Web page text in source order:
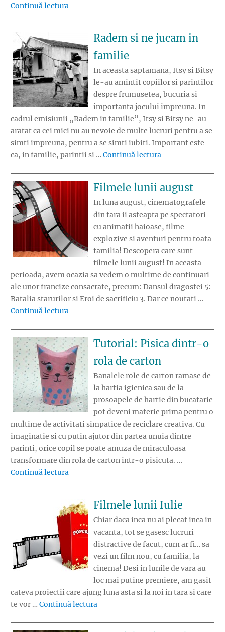
Continuă lectura
Radem si ne jucam in
familie
In aceasta saptamana, Itsy si Bitsy
le-au amintit copiilor si parintilor
despre frumusetea, bucuria si
importanta jocului impreuna. In
cadrul emisiunii „Radem in familie”, Itsy si Bitsy ne-au
aratat ca cei mici nu au nevoie de multe lucruri pentru a se
simti impreuna, pentru a se simti iubiti. Important este
ca, in familie, parintii si … Continuă lectura
Filmele lunii august
In luna august, cinematografele
din tara ii asteapta pe spectatori
cu animatii haioase, filme
explozive si aventuri pentru toata
familia! Descopera care sunt
filmele lunii august! In aceasta
perioada, avem ocazia sa vedem o multime de continuari
ale unor francize consacrate, precum: Dansul dragostei 5:
Batalia starurilor si Eroi de sacrificiu 3. Dar ce noutati …
Continuă lectura
Tutorial: Pisica dintr-o
rola de carton
Banalele role de carton ramase de
la hartia igienica sau de la
prosoapele de hartie din bucatarie
pot deveni materie prima pentru o
multime de activitati simpatice de reciclare creativa. Cu
imaginatie si cu putin ajutor din partea unuia dintre
parinti, orice copil se poate amuza de miraculoasa
transformare din rola de carton intr-o pisicuta. …
Continuă lectura
Filmele lunii Iulie
Chiar daca inca nu ai plecat inca in
vacanta, tot se gasesc lucruri
distractive de facut, cum ar fi… sa
vezi un film nou, cu familia, la
cinema! Desi in lunile de vara au
loc mai putine premiere, am gasit
cateva proiectii care ajung luna asta si la noi in tara si care
te vor … Continuă lectura